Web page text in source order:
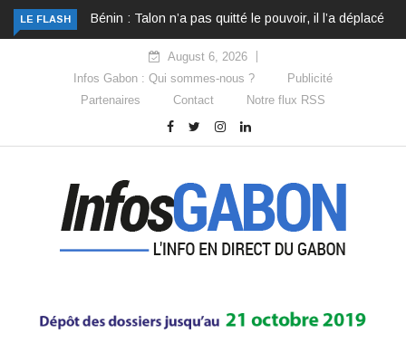
LE FLASH Bénin : Talon n’a pas quitté le pouvoir, il l’a déplacé
August 6, 2026
Infos Gabon : Qui sommes-nous ?
Publicité
Partenaires
Contact Notre flux RSS